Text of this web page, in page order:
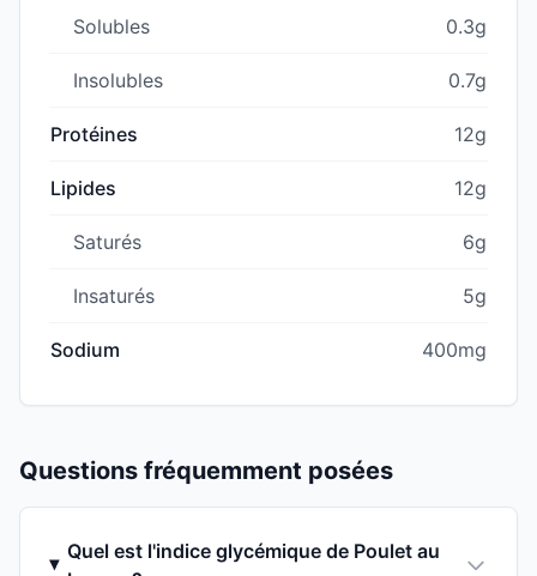
Solubles 0.3g
Insolubles 0.7g
Protéines 12g
Lipides 12g
Saturés 6g
Insaturés 5g
Sodium 400mg
Questions fréquemment posées
Quel est l'indice glycémique de Poulet au